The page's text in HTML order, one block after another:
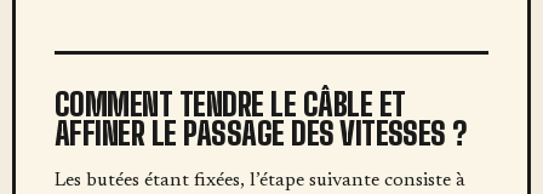
COMMENT TENDRE LE CÂBLE ET
AFFINER LE PASSAGE DES VITESSES ?
Les butées étant fixées, l’étape suivante consiste à